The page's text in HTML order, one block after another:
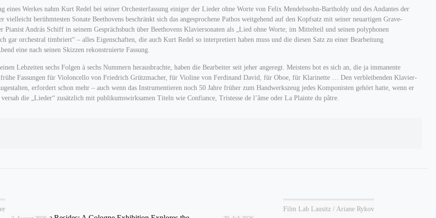
eines Werkes nahm Kurt Redel bei seiner Orchesterfassung einiger der Lieder ohne Worte von Felix Mendelssohn-Bartholdy und des Andantes der
berühmtesten Sonate Beethovens beschränkt sich das angesprochene Pathos weitgehend auf den Kopfsatz mit seiner neuartigen Grave-
András Schiff in seinem Gesprächsbuch über Beethovens Klaviersonaten als „Lied ohne Worte; im Mittelteil und seinen polyphonen
gar orchestral timbriert“ – alles Eigenschaften, die auch Kurt Redel so interpretiert haben muss und die diesen Satz zu einer Bearbeitung
eine nach seinen Skizzen rekonstruierte Fassung.
Lebzeiten sechs Folgen à sechs Nummern herausbrachte, haben die Bearbeiter seit jeher angeregt. Meistens bot es sich an, die ja immanente
frühe Fassungen für Violoncello von Friedrich Grützmacher, für Violine von Ferdinand David, für Oboe, für Klarinette … Den verbleibenden Klavier-
erfordert schon mehr – auch wenn das Instrumentieren noch 50 Jahre früher zum Handwerkszeug jedes Komponisten gehört hatte, wenn er
die „Lieder“ zusätzlich mit publikumswirksamen Titeln wie Confiance, Tristesse de l’âme oder La Plainte du pâtre.
Film Lab Lausitz / Ariane Rykov